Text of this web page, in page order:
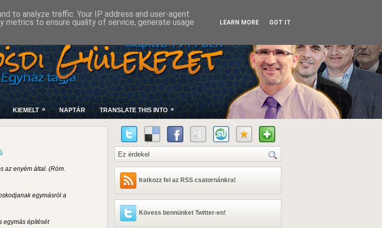
KIEMELT » NAPTÁR TRANSLATE THIS INTO »
az enyém által. (Róm.
egymásról a
egymás építését
Iratkozz fel az RSS csatornánkra!
Kövess bennünket Twitter-en!
to analyze traffic. Your IP address and user-agent
metrics to ensure quality of service, generate usage
LEARN MORE GOT IT